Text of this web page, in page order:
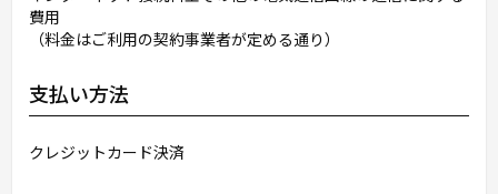
費用
（料金はご利用の契約事業者が定める通り）
支払い方法
クレジットカード決済